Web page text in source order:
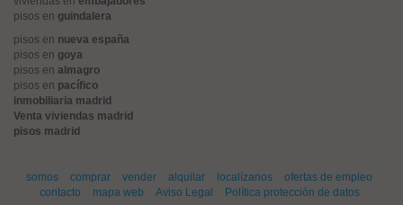
pisos en guindalera
pisos en nueva españa
pisos en goya
pisos en almagro
pisos en pacífico
inmobiliaria madrid
Venta viviendas madrid
pisos madrid
somos comprar vender alquilar localízanos
ofertas de empleo
contacto
mapa web Aviso Legal Política protección de datos